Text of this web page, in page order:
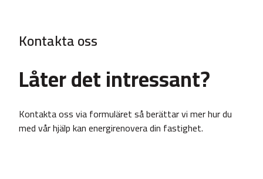
Kontakta oss
Låter det intressant?
Kontakta oss via formuläret så berättar vi mer hur du
med vår hjälp kan energirenovera din fastighet.